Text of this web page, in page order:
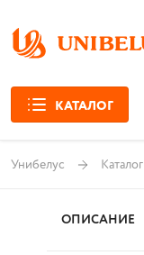
КАТАЛОГ
Унибелус Каталог
ОПИСАНИЕ